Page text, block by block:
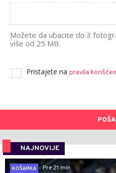
Možete da ubacite do 3
više od 25 MB.
Pristajete na pravila
NAJNOVIJE
KOŠARKA
Pre 21 min